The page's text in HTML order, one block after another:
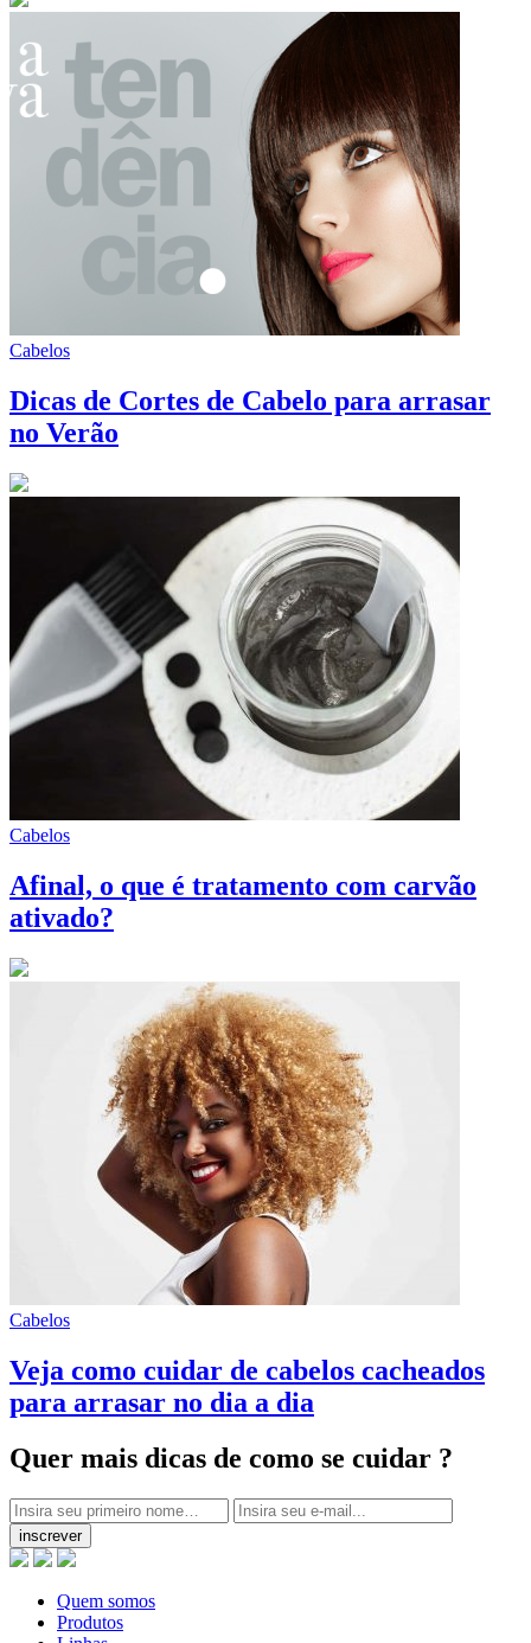
Cabelos
Dicas de Cortes de Cabelo para arrasar
no Verão
Cabelos
Afinal, o que é tratamento com carvão
ativado?
Cabelos
Veja como cuidar de cabelos cacheados
para arrasar no dia a dia
Quer mais dicas de como se cuidar ?
inscrever
Quem somos
Produtos